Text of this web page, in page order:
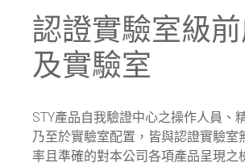
認證實驗室級
及實驗室
STY產品自我驗證中心之操作人員、
乃至於實驗室配置，皆與認證實驗室
率且準確的對本公司各項產品呈現之